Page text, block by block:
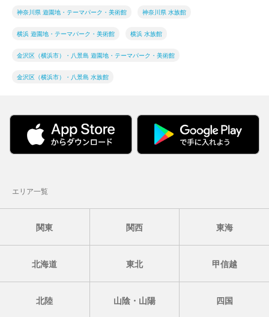
神奈川県 遊園地・テーマパーク・美術館 神奈川県 水族館
横浜 遊園地・テーマパーク・美術館 横浜 水族館
金沢区（横浜市）・八景島 遊園地・テーマパーク・美術館
金沢区（横浜市）・八景島 水族館
エリア一覧
関東 関西 東海
北海道 東北 甲信越
北陸 山陰・山陽 四国